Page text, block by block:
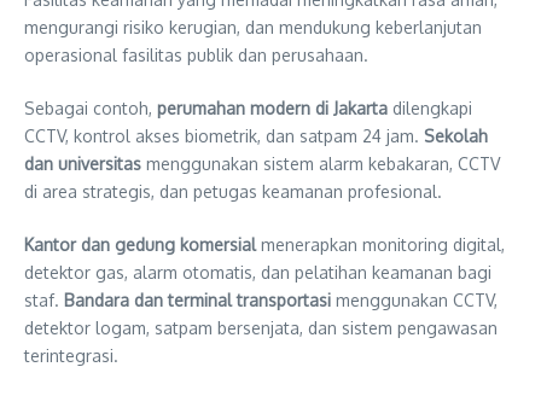
mengurangi risiko kerugian, dan mendukung keberlanjutan
operasional fasilitas publik dan perusahaan.
Sebagai contoh, perumahan modern di Jakarta dilengkapi
CCTV, kontrol akses biometrik, dan satpam 24 jam. Sekolah
dan universitas menggunakan sistem alarm kebakaran, CCTV
di area strategis, dan petugas keamanan profesional.
Kantor dan gedung komersialmenerapkan monitoring digital,
detektor gas, alarm otomatis, dan pelatihan keamanan bagi
staf. Bandara dan terminal transportasi menggunakan CCTV,
detektor logam, satpam bersenjata, dan sistem pengawasan
terintegrasi.